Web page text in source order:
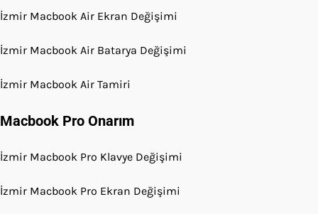
İzmir Macbook Air Ekran Değişimi
İzmir Macbook Air Batarya Değişimi
İzmir Macbook Air Tamiri
Macbook Pro Onarım
İzmir Macbook Pro Klavye Değişimi
İzmir Macbook Pro Ekran Değişimi